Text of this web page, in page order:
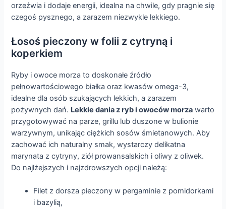
orzeźwia i dodaje energii, idealna na chwile, gdy pragnie się
czegoś pysznego, a zarazem niezwykle lekkiego.
Łosoś pieczony w folii z cytryną i
koperkiem
Ryby i owoce morza to doskonałe źródło
pełnowartościowego białka oraz kwasów omega-3,
idealne dla osób szukających lekkich, a zarazem
pożywnych dań. Lekkie dania z ryb i owoców morza warto
przygotowywać na parze, grillu lub duszone w bulionie
warzywnym, unikając ciężkich sosów śmietanowych. Aby
zachować ich naturalny smak, wystarczy delikatna
marynata z cytryny, ziół prowansalskich i oliwy z oliwek.
Do najlżejszych i najzdrowszych opcji należą:
Filet z dorsza pieczony w pergaminie z pomidorkami
i bazylią,